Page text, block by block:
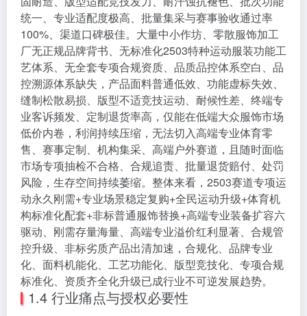
统一、专业适配度极高、批量集采与赛事验收通过率
100%、渠道口碑极佳。大量中小作坊、零散服饰加工
厂无正规品牌背书、无标准化2503特种运动服装功能工
艺体系、无全套专项合规资质、品质品控体系空白、品
控溯源体系缺失，产品面料普通低效、功能虚标失效、
缝制松散易损、版型不适竞技运动、耐候性差、终端专
业客诉频发、定制退货率高，仅能在低端大众服饰市场
低价内卷，利润持续压缩，无法切入高端专业体育零
售、赛事定制、机构集采、高端户外赛道，且随时面临
市场专项抽检不合格、合规追责、批量退货赔付、处罚
风险，生存空间持续萎缩。整体来看，2503赛道专项运
动永久刚需+专业场景稳定复购+全民运动升级+体育机
构标准化配套+非标普通服饰替换+高端专业装备扩容六
驱动、刚需存量海量、高端专业溢价红利显著、合规管
控升级、非标劣质产品出清加速，合规化、品牌专业
化、面料机能化、工艺功能化、版型竞技化、专项合规
标准化、资质齐全化升级已成行业不可逆发展趋势。
1.4 行业痛点与授权必要性